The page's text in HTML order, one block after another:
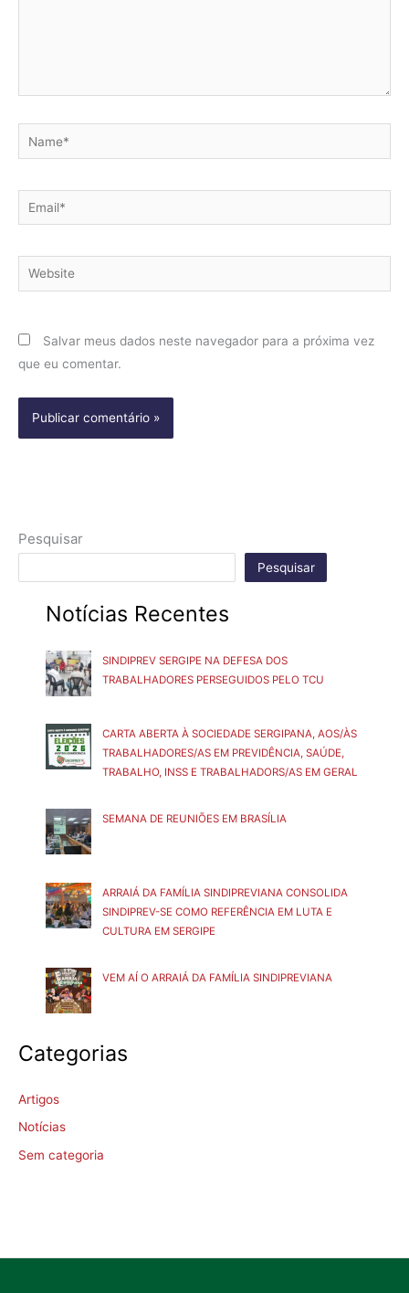
Name*
Email*
Website
Salvar meus dados neste navegador para a próxima vez
que eu comentar.
Pesquisar
Pesquisar
Notícias Recentes
SINDIPREV SERGIPE NA DEFESA DOS
TRABALHADORES PERSEGUIDOS PELO TCU
CARTA ABERTA À SOCIEDADE SERGIPANA, AOS/ÀS
TRABALHADORES/AS EM PREVIDÊNCIA, SAÚDE,
TRABALHO, INSS E TRABALHADORS/AS EM GERAL
SEMANA DE REUNIÕES EM BRASÍLIA
ARRAIÁ DA FAMÍLIA SINDIPREVIANA CONSOLIDA
SINDIPREV-SE COMO REFERÊNCIA EM LUTA E
CULTURA EM SERGIPE
VEM AÍ O ARRAIÁ DA FAMÍLIA SINDIPREVIANA
Categorias
Artigos
Notícias
Sem categoria